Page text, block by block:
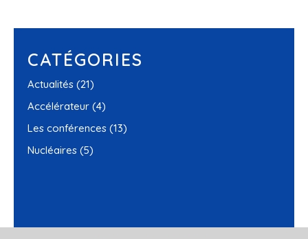
CATÉGORIES
Actualités (21)
Accélérateur (4)
Les conférences (13)
Nucléaires (5)